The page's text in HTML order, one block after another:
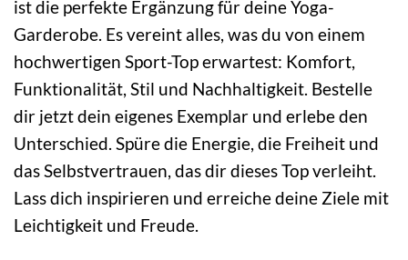
ist die perfekte Ergänzung für deine Yoga-
Garderobe. Es vereint alles, was du von einem
hochwertigen Sport-Top erwartest: Komfort,
Funktionalität, Stil und Nachhaltigkeit. Bestelle
dir jetzt dein eigenes Exemplar und erlebe den
Unterschied. Spüre die Energie, die Freiheit und
das Selbstvertrauen, das dir dieses Top verleiht.
Lass dich inspirieren und erreiche deine Ziele mit
Leichtigkeit und Freude.